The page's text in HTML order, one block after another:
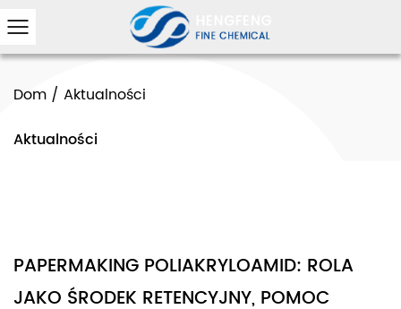
Dom / Aktualności
Aktualności
PAPERMAKING POLIAKRYLOAMID: ROLA
JAKO ŚRODEK RETENCYJNY, POMOC